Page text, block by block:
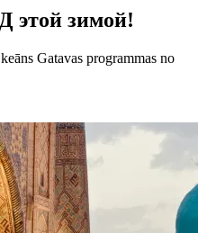
этой зимой!
Gatavas programmas no